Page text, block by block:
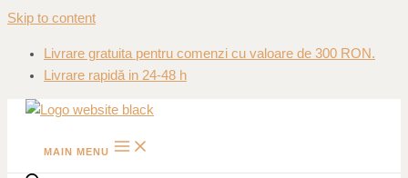
Skip to content
Livrare gratuita pentru comenzi cu valoare de 300 RON.
Livrare rapidă in 24-48 h
MAIN MENU